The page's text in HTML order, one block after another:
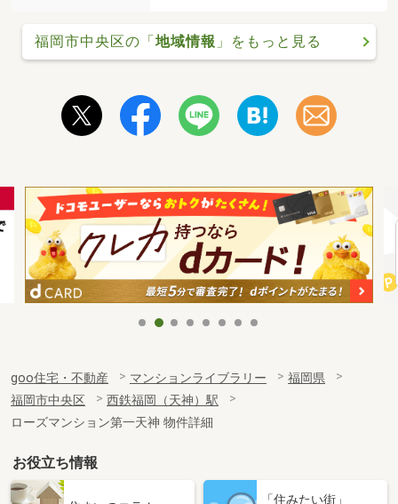
福岡市中央区の「地域情報 」をもっと見る
goo住宅・不動産 マンションライブラリー
福岡県
福岡市中央区
西鉄福岡（天神）駅
ローズマンション第一天神 物件詳細
お役立ち情報
「住みたい街」